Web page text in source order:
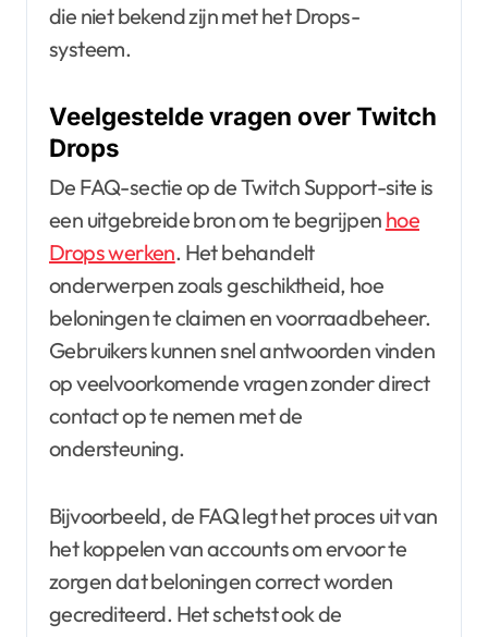
die niet bekend zijn met het Drops-
systeem.
Veelgestelde vragen over Twitch
Drops
De FAQ-sectie op de Twitch Support-site is
een uitgebreide bron om te begrijpen hoe
Drops werken. Het behandelt
onderwerpen zoals geschiktheid, hoe
beloningen te claimen en voorraadbeheer.
Gebruikers kunnen snel antwoorden vinden
op veelvoorkomende vragen zonder direct
contact op te nemen met de
ondersteuning.
Bijvoorbeeld, de FAQ legt het proces uit van
het koppelen van accounts om ervoor te
zorgen dat beloningen correct worden
gecrediteerd. Het schetst ook de